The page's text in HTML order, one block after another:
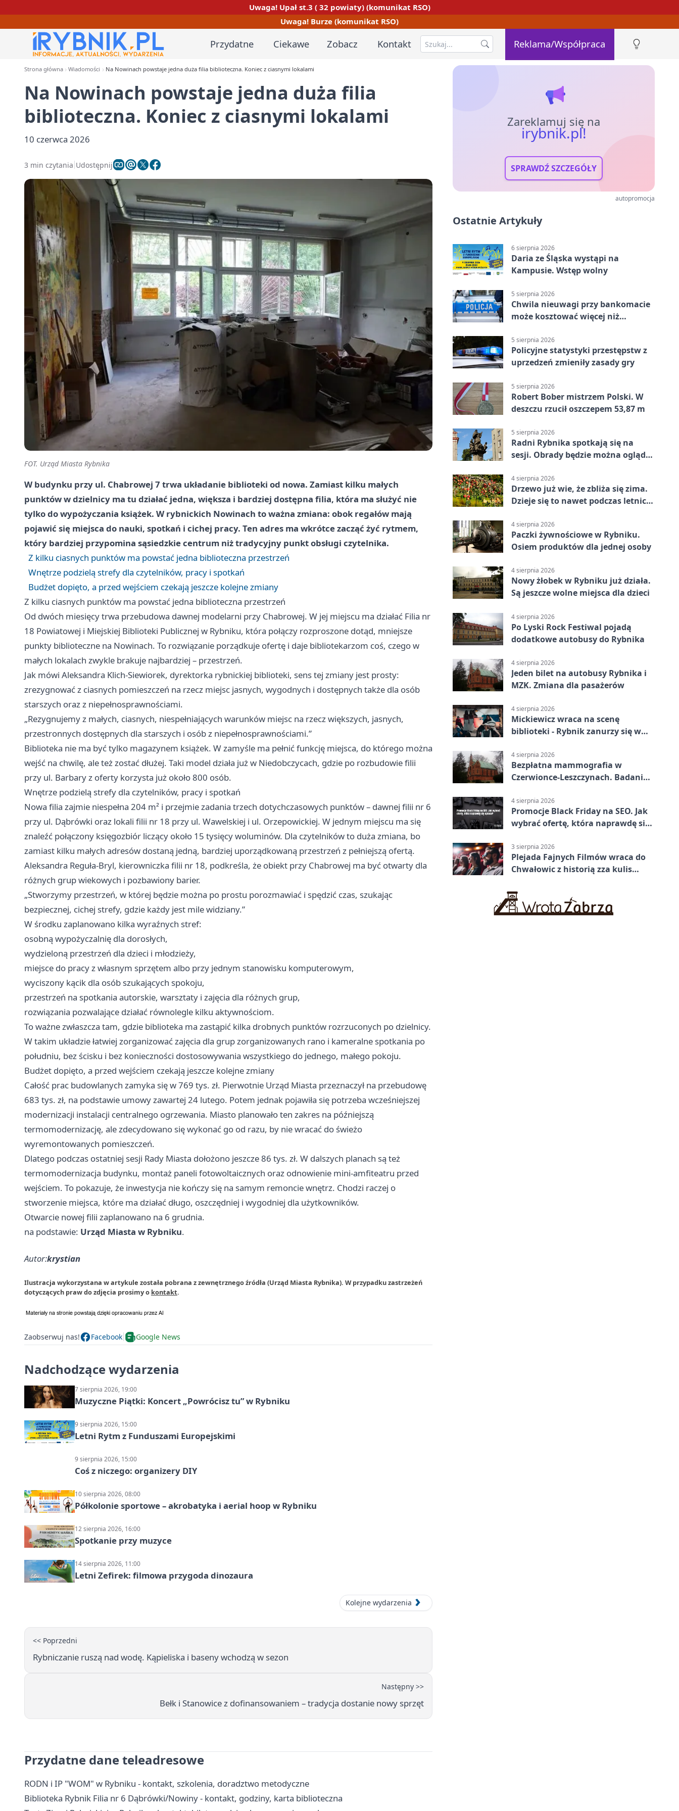
Uwaga! Upał st.3 ( 32 powiaty) (komunikat RSO)
Uwaga! Burze (komunikat RSO)
Przydatne Ciekawe Zobacz Kontakt Reklama/Współpraca
Strona główna Wiadomości Na Nowinach powstaje jedna duża filia biblioteczna. Koniec z ciasnymi lokalami
Na Nowinach powstaje jedna duża filia
biblioteczna. Koniec z ciasnymi lokalami
10 czerwca 2026
3 min czytania Udostępnij
FOT. Urząd Miasta Rybnika
W budynku przy ul. Chabrowej 7 trwa układanie biblioteki od nowa. Zamiast kilku małych
punktów w dzielnicy ma tu działać jedna, większa i bardziej dostępna filia, która ma służyć nie
tylko do wypożyczania książek. W rybnickich Nowinach to ważna zmiana: obok regałów mają
pojawić się miejsca do nauki, spotkań i cichej pracy. Ten adres ma wkrótce zacząć żyć rytmem,
który bardziej przypomina sąsiedzkie centrum niż tradycyjny punkt obsługi czytelnika.
Z kilku ciasnych punktów ma powstać jedna biblioteczna przestrzeń
Wnętrze podzielą strefy dla czytelników, pracy i spotkań
Budżet dopięto, a przed wejściem czekają jeszcze kolejne zmiany
Z kilku ciasnych punktów ma powstać jedna biblioteczna przestrzeń
Od dwóch miesięcy trwa przebudowa dawnej modelarni przy Chabrowej. W jej miejscu ma działać Filia nr
18 Powiatowej i Miejskiej Biblioteki Publicznej w Rybniku, która połączy rozproszone dotąd, mniejsze
punkty biblioteczne na Nowinach. To rozwiązanie porządkuje ofertę i daje bibliotekarzom coś, czego w
małych lokalach zwykle brakuje najbardziej – przestrzeń.
Jak mówi Aleksandra Klich-Siewiorek, dyrektorka rybnickiej biblioteki, sens tej zmiany jest prosty:
zrezygnować z ciasnych pomieszczeń na rzecz miejsc jasnych, wygodnych i dostępnych także dla osób
starszych oraz z niepełnosprawnościami.
„Rezygnujemy z małych, ciasnych, niespełniających warunków miejsc na rzecz większych, jasnych,
przestronnych dostępnych dla starszych i osób z niepełnosprawnościami.”
Biblioteka nie ma być tylko magazynem książek. W zamyśle ma pełnić funkcję miejsca, do którego można
wejść na chwilę, ale też zostać dłużej. Taki model działa już w Niedobczycach, gdzie po rozbudowie filii
przy ul. Barbary z oferty korzysta już około 800 osób.
Wnętrze podzielą strefy dla czytelników, pracy i spotkań
Nowa filia zajmie niespełna 204 m² i przejmie zadania trzech dotychczasowych punktów – dawnej filii nr 6
przy ul. Dąbrówki oraz lokali filii nr 18 przy ul. Wawelskiej i ul. Orzepowickiej. W jednym miejscu ma się
znaleźć połączony księgozbiór liczący około 15 tysięcy woluminów. Dla czytelników to duża zmiana, bo
zamiast kilku małych adresów dostaną jedną, bardziej uporządkowaną przestrzeń z pełniejszą ofertą.
Aleksandra Reguła-Bryl, kierowniczka filii nr 18, podkreśla, że obiekt przy Chabrowej ma być otwarty dla
różnych grup wiekowych i pozbawiony barier.
„Stworzymy przestrzeń, w której będzie można po prostu porozmawiać i spędzić czas, szukając
bezpiecznej, cichej strefy, gdzie każdy jest mile widziany.”
W środku zaplanowano kilka wyraźnych stref:
osobną wypożyczalnię dla dorosłych,
wydzieloną przestrzeń dla dzieci i młodzieży,
miejsce do pracy z własnym sprzętem albo przy jednym stanowisku komputerowym,
wyciszony kącik dla osób szukających spokoju,
przestrzeń na spotkania autorskie, warsztaty i zajęcia dla różnych grup,
rozwiązania pozwalające działać równolegle kilku aktywnościom.
To ważne zwłaszcza tam, gdzie biblioteka ma zastąpić kilka drobnych punktów rozrzuconych po dzielnicy.
W takim układzie łatwiej zorganizować zajęcia dla grup zorganizowanych rano i kameralne spotkania po
południu, bez ścisku i bez konieczności dostosowywania wszystkiego do jednego, małego pokoju.
Budżet dopięto, a przed wejściem czekają jeszcze kolejne zmiany
Całość prac budowlanych zamyka się w 769 tys. zł. Pierwotnie Urząd Miasta przeznaczył na przebudowę
683 tys. zł, na podstawie umowy zawartej 24 lutego. Potem jednak pojawiła się potrzeba wcześniejszej
modernizacji instalacji centralnego ogrzewania. Miasto planowało ten zakres na późniejszą
termomodernizację, ale zdecydowano się wykonać go od razu, by nie wracać do świeżo
wyremontowanych pomieszczeń.
Dlatego podczas ostatniej sesji Rady Miasta dołożono jeszcze 86 tys. zł. W dalszych planach są też
termomodernizacja budynku, montaż paneli fotowoltaicznych oraz odnowienie mini-amfiteatru przed
wejściem. To pokazuje, że inwestycja nie kończy się na samym remoncie wnętrz. Chodzi raczej o
stworzenie miejsca, które ma działać długo, oszczędniej i wygodniej dla użytkowników.
Otwarcie nowej filii zaplanowano na 6 grudnia.
na podstawie: Urząd Miasta w Rybniku.
Autor:krystian
Ilustracja wykorzystana w artykule została pobrana z zewnętrznego źródła (Urząd Miasta Rybnika). W przypadku zastrzeżeń
dotyczących praw do zdjęcia prosimy o kontakt.
Zaobserwuj nas! Facebook Google News
Nadchodzące wydarzenia
7 sierpnia 2026, 19:00
Muzyczne Piątki: Koncert „Powrócisz tu” w Rybniku
9 sierpnia 2026, 15:00
Letni Rytm z Funduszami Europejskimi
9 sierpnia 2026, 15:00
Coś z niczego: organizery DIY
10 sierpnia 2026, 08:00
Półkolonie sportowe – akrobatyka i aerial hoop w Rybniku
12 sierpnia 2026, 16:00
Spotkanie przy muzyce
14 sierpnia 2026, 11:00
Letni Zefirek: filmowa przygoda dinozaura
Kolejne wydarzenia
<< Poprzedni
Rybniczanie ruszą nad wodę. Kąpieliska i baseny wchodzą w sezon
Następny >>
Bełk i Stanowice z dofinansowaniem – tradycja dostanie nowy sprzęt
Przydatne dane teleadresowe
RODN i IP "WOM" w Rybniku - kontakt, szkolenia, doradztwo metodyczne
Biblioteka Rybnik Filia nr 6 Dąbrówki/Nowiny - kontakt, godziny, karta biblioteczna
Zareklamuj się na
irybnik.pl!
SPRAWDŹ SZCZEGÓŁY
autopromocja
Ostatnie Artykuły
6 sierpnia 2026
Daria ze Śląska wystąpi na
Kampusie. Wstęp wolny
5 sierpnia 2026
Chwila nieuwagi przy bankomacie
może kosztować więcej niż
5 sierpnia 2026
Policyjne statystyki przestępstw z
uprzedzeń zmieniły zasady gry
5 sierpnia 2026
Robert Bober mistrzem Polski. W
deszczu rzucił oszczepem 53,87 m
5 sierpnia 2026
Radni Rybnika spotkają się na
sesji. Obrady będzie można oglądać
4 sierpnia 2026
Drzewo już wie, że zbliża się zima.
Dzieje się to nawet podczas letnich
4 sierpnia 2026
Paczki żywnościowe w Rybniku.
Osiem produktów dla jednej osoby
4 sierpnia 2026
Nowy żłobek w Rybniku już działa.
Są jeszcze wolne miejsca dla dzieci
4 sierpnia 2026
Po Lyski Rock Festiwal pojadą
dodatkowe autobusy do Rybnika
4 sierpnia 2026
Jeden bilet na autobusy Rybnika i
MZK. Zmiana dla pasażerów
4 sierpnia 2026
Mickiewicz wraca na scenę
biblioteki - Rybnik zanurzy się w
4 sierpnia 2026
Bezpłatna mammografia w
Czerwionce-Leszczynach. Badania
4 sierpnia 2026
Promocje Black Friday na SEO. Jak
wybrać ofertę, która naprawdę się
3 sierpnia 2026
Plejada Fajnych Filmów wraca do
Chwałowic z historią zza kulis